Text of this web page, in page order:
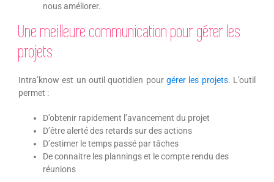
nous améliorer.
Une meilleure communication pour gérer les
projets
Intra’know est un outil quotidien pourgérer les projets. L’outil
permet :
D’obtenir rapidement l’avancement du projet
D’être alerté des retards sur des actions
D’estimer le temps passé par tâches
De connaitre les plannings et le compte rendu des
réunions